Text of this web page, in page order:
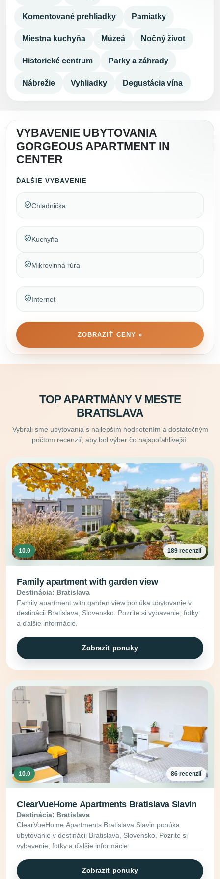
Komentované prehliadky Pamiatky
Miestna kuchyňa Múzeá Nočný život
Historické centrum Parky a záhrady
Nábrežie Vyhliadky Degustácia vína
VYBAVENIE UBYTOVANIA
GORGEOUS APARTMENT IN
CENTER
ĎALŠIE VYBAVENIE
Chladnička
Kuchyňa
Mikrovlnná rúra
Internet
ZOBRAZIŤ CENY »
TOP APARTMÁNY V MESTE
BRATISLAVA
Vybrali sme ubytovania s najlepším hodnotením a dostatočným
počtom recenzií, aby bol výber čo najspoľahlivejší.
10.0 189 recenzií
Family apartment with garden view
Destinácia: Bratislava
Family apartment with garden view ponúka ubytovanie v
destinácii Bratislava, Slovensko. Pozrite si vybavenie, fotky
a ďalšie informácie.
Zobraziť ponuky
10.0 86 recenzií
ClearVueHome Apartments Bratislava Slavin
Destinácia: Bratislava
ClearVueHome Apartments Bratislava Slavin ponúka
ubytovanie v destinácii Bratislava, Slovensko. Pozrite si
vybavenie, fotky a ďalšie informácie.
Zobraziť ponuky